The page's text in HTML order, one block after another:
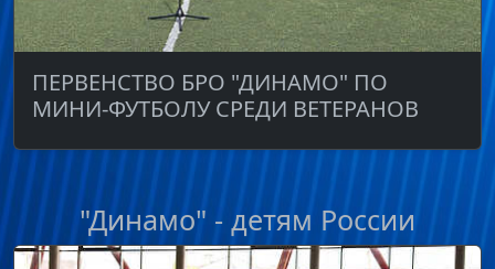
ПЕРВЕНСТВО БРО "ДИНАМО" ПО
МИНИ-ФУТБОЛУ СРЕДИ ВЕТЕРАНОВ
"Динамо" - детям России